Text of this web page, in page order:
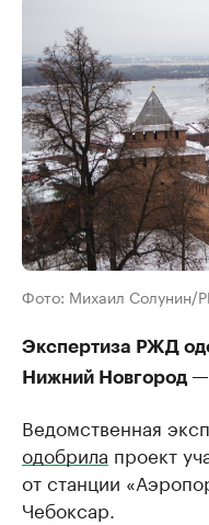
Фото: Михаил Солунин/
Экспертиза РЖД
Нижний Новгород
Ведомственная
одобрила проект
от станции
Чебоксар.